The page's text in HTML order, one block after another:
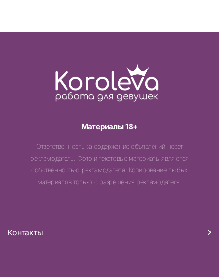
Материалы 18+
Ответственность за содержание объявлений несет
рекламодатель. Фото и текстовые материалы являются
собственностью рекламодателя. Копирование любых
материалов только с разрешения рекламодателя.
Контакты